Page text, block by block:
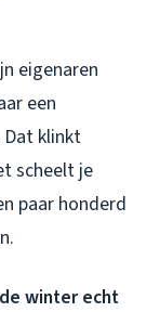
eigenaren
een
klinkt
scheelt je
paar honderd
winter echt